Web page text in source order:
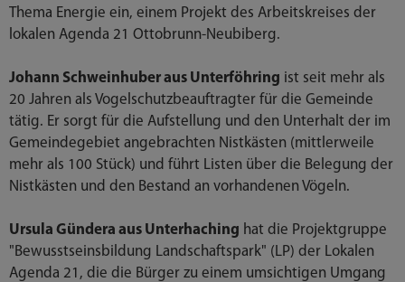
Thema Energie ein, einem Projekt des Arbeitskreises der
lokalen Agenda 21 Ottobrunn-Neubiberg.
Johann Schweinhuber aus Unterföhring ist seit mehr als
20 Jahren als Vogelschutzbeauftragter für die Gemeinde
tätig. Er sorgt für die Aufstellung und den Unterhalt der im
Gemeindegebiet angebrachten Nistkästen (mittlerweile
mehr als 100 Stück) und führt Listen über die Belegung der
Nistkästen und den Bestand an vorhandenen Vögeln.
Ursula Gündera aus Unterhaching hat die Projektgruppe
"Bewusstseinsbildung Landschaftspark" (LP) der Lokalen
Agenda 21, die die Bürger zu einem umsichtigen Umgang